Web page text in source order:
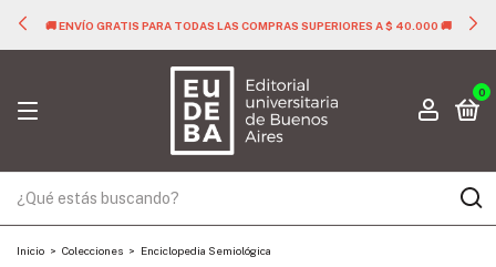
🚚 ENVÍO GRATIS PARA TODAS LAS COMPRAS SUPERIORES A $ 40.000 🚚
0
Inicio > Colecciones > Enciclopedia Semiológica